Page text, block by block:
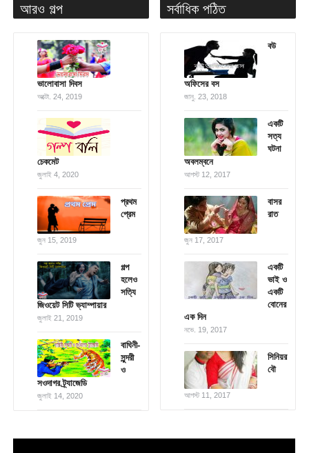
আরও গল্প
ভালোবাসা দিবস
অক্টো. 24, 2019
চেকমেট
জুলাই 4, 2020
প্রথম
প্রেম
জুন 15, 2019
গল্প
হলেও
সত্যি
জিওয়েট সিটি ভ্যাম্পায়ার
জুলাই 21, 2019
বাঘিনী-
সুন্দরী
ও
সওদাগর ট্র্যাজেডি
জুলাই 14, 2020
সর্বাধিক পঠিত
বউ
অফিসের বস
জানু. 23, 2018
একটি
সত্য
ঘটনা
অবলম্বনে
আগস্ট 12, 2017
বাসর
রাত
জুন 17, 2017
একটি
ভাই ও
একটি
বোনের
এক দিন
নভে. 19, 2017
সিনিয়র
বৌ
আগস্ট 11, 2017